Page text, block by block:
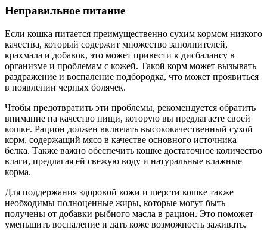
Неправильное питание
Если кошка питается преимущественно сухим кормом низкого
качества, который содержит множество заполнителей,
крахмала и добавок, это может привести к дисбалансу в
организме и проблемам с кожей. Такой корм может вызывать
раздражение и воспаление подбородка, что может проявиться
в появлении черных болячек.
Чтобы предотвратить эти проблемы, рекомендуется обратить
внимание на качество пищи, которую вы предлагаете своей
кошке. Рацион должен включать высококачественный сухой
корм, содержащий мясо в качестве основного источника
белка. Также важно обеспечить кошке достаточное количество
влаги, предлагая ей свежую воду и натуральные влажные
корма.
Для поддержания здоровой кожи и шерсти кошке также
необходимы полноценные жиры, которые могут быть
получены от добавки рыбного масла в рацион. Это поможет
уменьшить воспаление и дать коже возможность заживать.